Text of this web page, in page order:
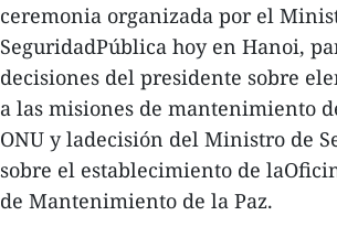
ceremonia organizada por el
SeguridadPública hoy en Hanoi,
decisiones del presidente sobre
a las misiones de mantenimiento
ONU y ladecisión del Ministro de
sobre el establecimiento de
de Mantenimiento de la Paz.